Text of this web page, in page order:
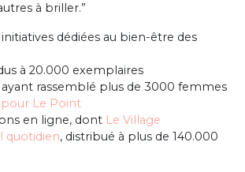
à briller.”
dédiées au bien-être des
à 20.000 exemplaires
ayant rassemblé plus de 3000 femmes
Le Point
en ligne, dont Le Village
quotidien, distribué à plus de 140.000